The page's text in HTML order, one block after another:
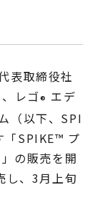
表取締役社
レゴ® エデ
（以下、SPI
「SPIKE™ プ
の販売を開
し、3月上旬